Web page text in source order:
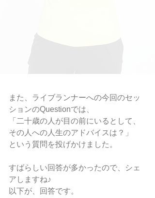
また、ライブランナーへの今回のセッ
ションのQuestionでは、
「二十歳の人が目の前にいるとして、
その人への人生のアドバイスは？」
という質問を投げかけました。
すばらしい回答が多かったので、シェ
アしますね♪
以下が、回答です。